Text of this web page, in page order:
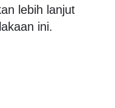
lebih lanjut
ini.